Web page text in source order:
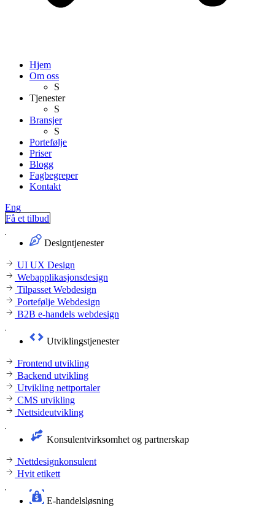
Hjem
Om oss
S
Tjenester
S
Bransjer
S
Portefølje
Priser
Blogg
Fagbegreper
Kontakt
Eng
Få et tilbud
Designtjenester
UI UX Design
Webapplikasjonsdesign
Tilpasset Webdesign
Portefølje Webdesign
B2B e-handels webdesign
Utviklingstjenester
Frontend utvikling
Backend utvikling
Utvikling nettportaler
CMS utvikling
Nettsideutvikling
Konsulentvirksomhet og partnerskap
Nettdesignkonsulent
Hvit etikett
E-handelsløsning